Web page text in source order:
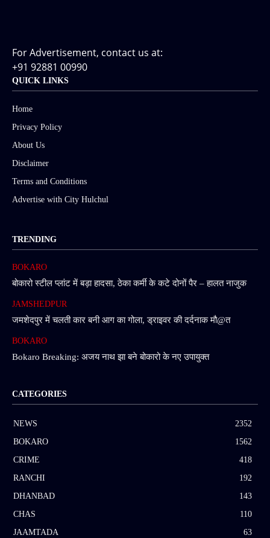
For Advertisement, contact us at:
+91 92881 00990
QUICK LINKS
Home
Privacy Policy
About Us
Disclaimer
Terms and Conditions
Advertise with City Hulchul
TRENDING
BOKARO
बोकारो स्टील प्लांट में बड़ा हादसा, ठेका कर्मी के कटे दोनों पैर – हालत नाजुक
JAMSHEDPUR
जमशेदपुर में चलती कार बनी आग का गोला, ड्राइवर की दर्दनाक मौ@त
BOKARO
Bokaro Breaking: अजय नाथ झा बने बोकारो के नए उपायुक्त
CATEGORIES
NEWS
2352
BOKARO
1562
CRIME
418
RANCHI
192
DHANBAD
143
CHAS
110
JAAMTADA
63